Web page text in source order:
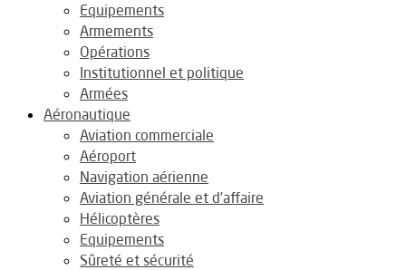
Equipements
Armements
Opérations
Institutionnel et politique
Armées
Aéronautique
Aviation commerciale
Aéroport
Navigation aérienne
Aviation générale et d’affaire
Hélicoptères
Equipements
Sûreté et sécurité